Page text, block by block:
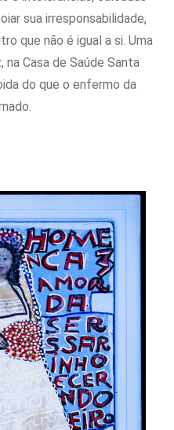
sua irresponsabilidade,
que não é igual a si. Uma
Casa de Saúde Santa
do que o enfermo da